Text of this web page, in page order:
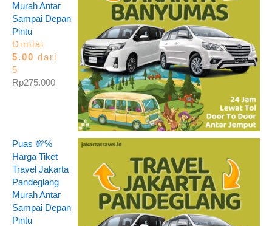
Murah Antar
Sampai Depan
Pintu
Dinilai
5.00 dari
5
Rp275.000
Puas 💯%
Harga Tiket
Travel Jakarta
Pandeglang
Murah Antar
Sampai Depan
Pintu